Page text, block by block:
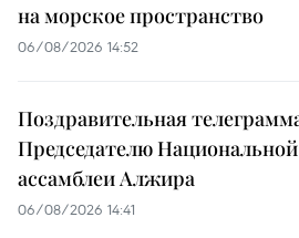
на морское пространство
06/08/2026 14:52
Поздравительная
Председателю Национальной
ассамблеи Алжира
06/08/2026 14:41